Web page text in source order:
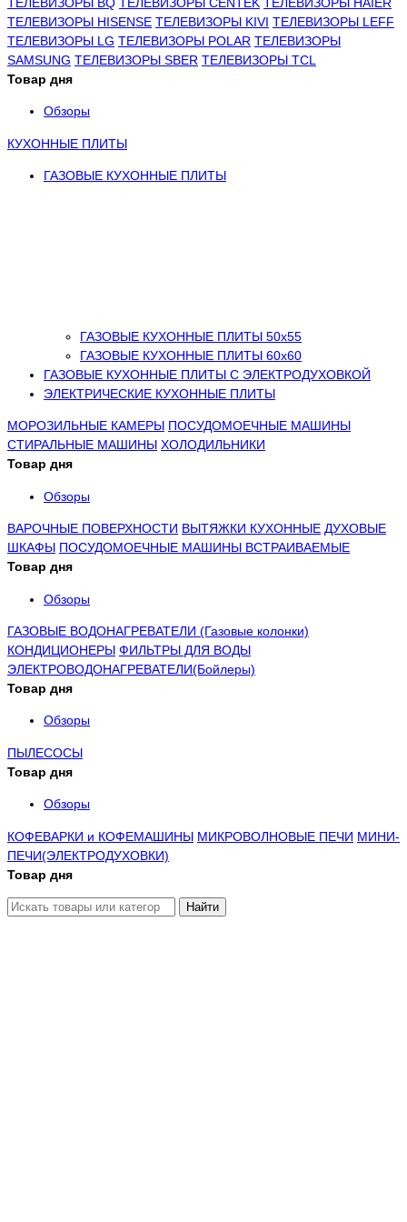
ТЕЛЕВИЗОРЫ HISENSE ТЕЛЕВИЗОРЫ KIVI ТЕЛЕВИЗОРЫ LEFF
ТЕЛЕВИЗОРЫ LG ТЕЛЕВИЗОРЫ POLAR ТЕЛЕВИЗОРЫ
SAMSUNG ТЕЛЕВИЗОРЫ SBER ТЕЛЕВИЗОРЫ TCL
Товар дня
Обзоры
КУХОННЫЕ ПЛИТЫ
ГАЗОВЫЕ КУХОННЫЕ ПЛИТЫ
ГАЗОВЫЕ КУХОННЫЕ ПЛИТЫ 50х55
ГАЗОВЫЕ КУХОННЫЕ ПЛИТЫ 60х60
ГАЗОВЫЕ КУХОННЫЕ ПЛИТЫ С ЭЛЕКТРОДУХОВКОЙ
ЭЛЕКТРИЧЕСКИЕ КУХОННЫЕ ПЛИТЫ
МОРОЗИЛЬНЫЕ КАМЕРЫ ПОСУДОМОЕЧНЫЕ МАШИНЫ
СТИРАЛЬНЫЕ МАШИНЫ ХОЛОДИЛЬНИКИ
Товар дня
Обзоры
ВАРОЧНЫЕ ПОВЕРХНОСТИ ВЫТЯЖКИ КУХОННЫЕ ДУХОВЫЕ
ШКАФЫ ПОСУДОМОЕЧНЫЕ МАШИНЫ ВСТРАИВАЕМЫЕ
Товар дня
Обзоры
ГАЗОВЫЕ ВОДОНАГРЕВАТЕЛИ (Газовые колонки)
КОНДИЦИОНЕРЫ ФИЛЬТРЫ ДЛЯ ВОДЫ
ЭЛЕКТРОВОДОНАГРЕВАТЕЛИ(Бойлеры)
Товар дня
Обзоры
ПЫЛЕСОСЫ
Товар дня
Обзоры
КОФЕВАРКИ и КОФЕМАШИНЫ МИКРОВОЛНОВЫЕ ПЕЧИ МИНИ-
ПЕЧИ(ЭЛЕКТРОДУХОВКИ)
Товар дня
Найти